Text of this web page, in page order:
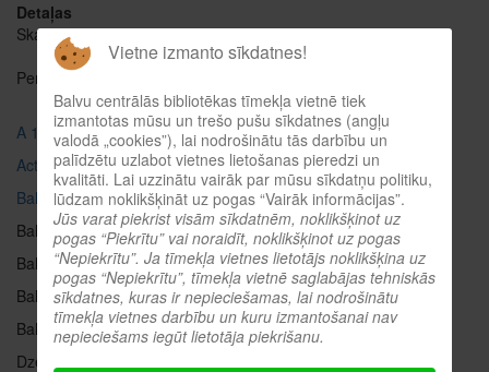
Detaļas
Skatīts: 24151
Periodiskie izdevumi par Latgali t.sk. arī par Balvu reģionu:
A 12
(kopš 2012. g.)
Acta Latgalica(1965-2004)
Baltinavas Vēstis(kopš 2009. gada)
Balvu Atmoda (1989-1993)
Balvu Brīvība (1996-2003)
Balvu Novada ziņas ( kopš 2007. g.), kopš 2009. g.elektroniski
Balvu Taisnība (1950-1965)
Dzeive (1948-1984)
Vietne izmanto sīkdatnes!
Balvu centrālās bibliotēkas tīmekļa vietnē tiek
izmantotas mūsu un trešo pušu sīkdatnes (angļu
valodā „cookies”), lai nodrošinātu tās darbību un
palīdzētu uzlabot vietnes lietošanas pieredzi un
kvalitāti. Lai uzzinātu vairāk par mūsu sīkdatņu politiku,
lūdzam noklikšķināt uz pogas “Vairāk informācijas”.
Jūs varat piekrist visām sīkdatnēm, noklikšķinot uz
pogas “Piekrītu” vai noraidīt, noklikšķinot uz pogas
“Nepiekrītu”. Ja tīmekļa vietnes lietotājs noklikšķina uz
pogas “Nepiekrītu”, tīmekļa vietnē saglabājas tehniskās
sīkdatnes, kuras ir nepieciešamas, lai nodrošinātu
tīmekļa vietnes darbību un kuru izmantošanai nav
nepieciešams iegūt lietotāja piekrišanu.